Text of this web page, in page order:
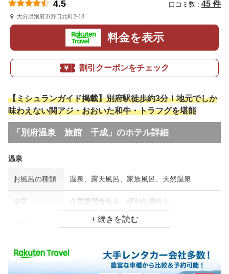
4.5 口コミ数 : 45 件
大分県別府市野口元町2-18
料金を表示
割引クーポンをチェック
【ミシュランガイド掲載】別府駅徒歩約3分！地元でしか
味わえない関アジ・おおいた和牛・トラフグを堪能
「別府温泉 旅館 千成」のホテル詳細
温泉
お風呂の種類 温泉、露天風呂、家族風呂、天然温泉
泉質 含重曹弱食塩泉、緩和低張性泉
関節痛、冷え性、慢性消化器病
食事場所
朝食 食事処